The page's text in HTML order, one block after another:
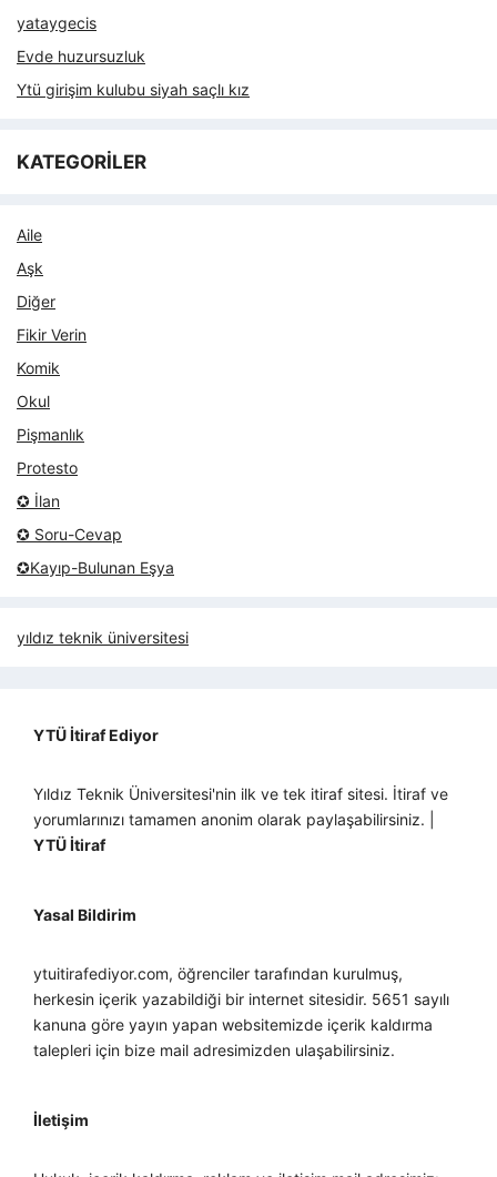
yataygecis
Evde huzursuzluk
Ytü girişim kulubu siyah saçlı kız
KATEGORİLER
Aile
Aşk
Diğer
Fikir Verin
Komik
Okul
Pişmanlık
Protesto
✪ İlan
✪ Soru-Cevap
✪Kayıp-Bulunan Eşya
yıldız teknik üniversitesi
YTÜ İtiraf Ediyor
Yıldız Teknik Üniversitesi'nin ilk ve tek itiraf sitesi. İtiraf ve
yorumlarınızı tamamen anonim olarak paylaşabilirsiniz. |
YTÜ İtiraf
Yasal Bildirim
ytuitirafediyor.com, öğrenciler tarafından kurulmuş,
herkesin içerik yazabildiği bir internet sitesidir. 5651 sayılı
kanuna göre yayın yapan websitemizde içerik kaldırma
talepleri için bize mail adresimizden ulaşabilirsiniz.
İletişim